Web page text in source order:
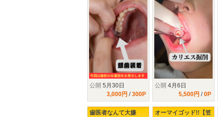
の裏の裏の裏までお
見せしちゃいますw
公開 5月30日
3,000円 /300P
で3本!!】歯医者嫌い
のクランケ正体は?
公開 4月6日
5,500円 /0P
歯医者なんて大嫌
オーマイゴッド!!【笠